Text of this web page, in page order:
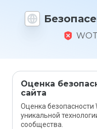
Оценка
сайта
Оценка безопасности
уникальной
сообщества.
1 до 5?